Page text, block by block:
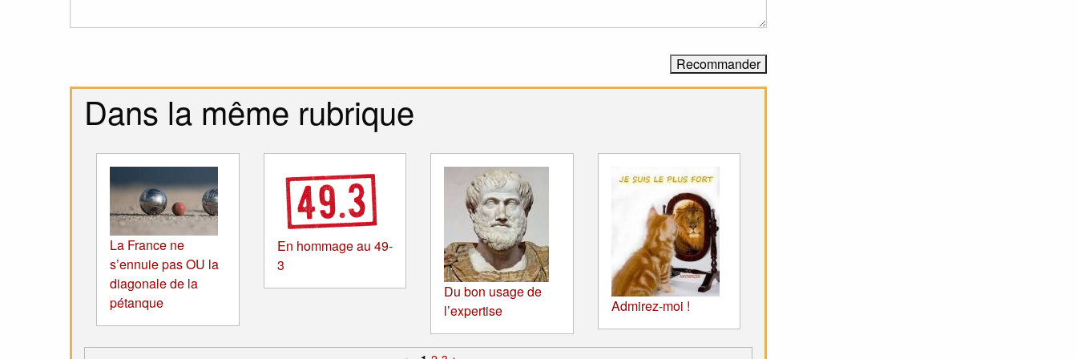
Dans la même rubrique
La France ne
s’ennuie pas OU la
diagonale de la
pétanque
En hommage au 49-
3
Du bon usage de
l’expertise
Admirez-moi !